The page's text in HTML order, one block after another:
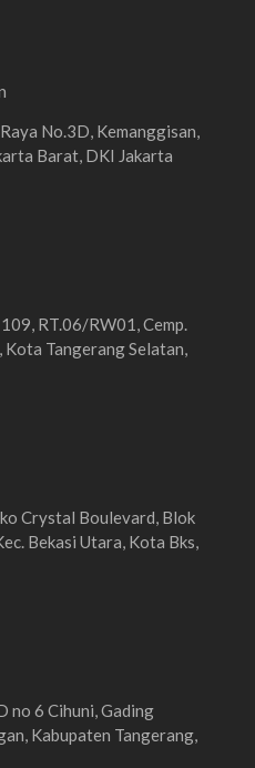
No.3D, Kemanggisan,
Barat, DKI Jakarta
RT.06/RW01, Cemp.
Kota Tangerang Selatan,
Crystal Boulevard, Blok
Bekasi Utara, Kota Bks,
no 6 Cihuni, Gading
Kabupaten Tangerang,